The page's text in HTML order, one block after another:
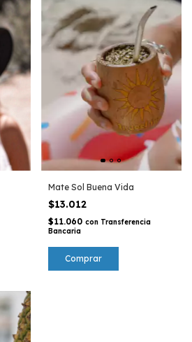
Mate Sol Buena Vida
$13.012
$11.060 con Transferencia
Bancaria